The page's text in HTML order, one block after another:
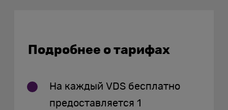
Подробнее о тарифах
На каждый VDS бесплатно
предоставляется 1